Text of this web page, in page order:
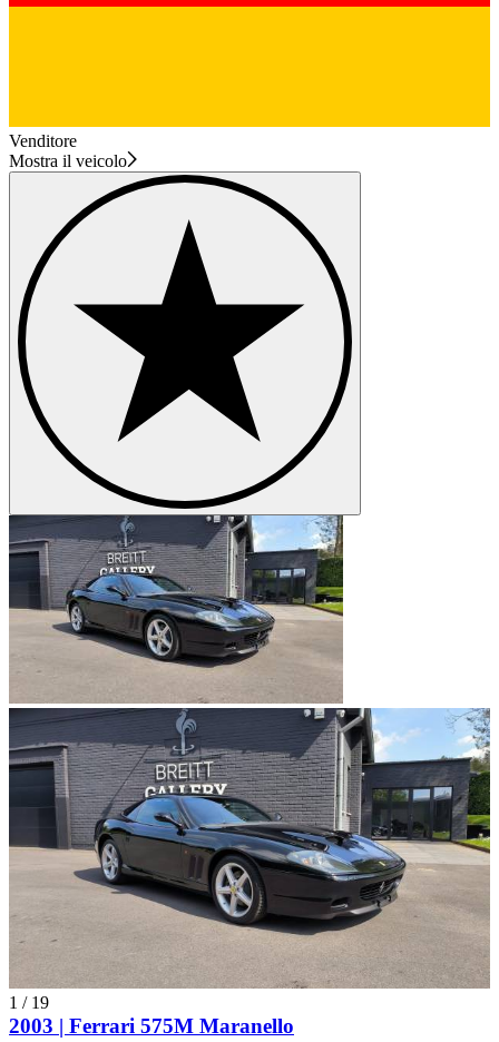
Venditore
Mostra il veicolo
1 / 19
2003 | Ferrari 575M Maranello